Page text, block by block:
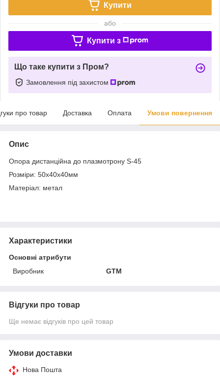
Купити
або
Купити з
Що таке купити з Пром?
Замовлення під захистом
про товар Доставка Оплата Умови повернення
Опис
Опора дистанційна до плазмотрону S-45
Розміри: 50х40х40мм
Матеріал: метал
Характеристики
Основні атрибути
Виробник
GTM
Відгуки про товар
Ще немає відгуків про цей товар
Умови доставки
Нова Пошта